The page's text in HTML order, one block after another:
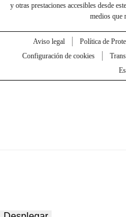
y otras prestaciones accesibles desde
medios que
Aviso legal Política de
Configuración de cookies